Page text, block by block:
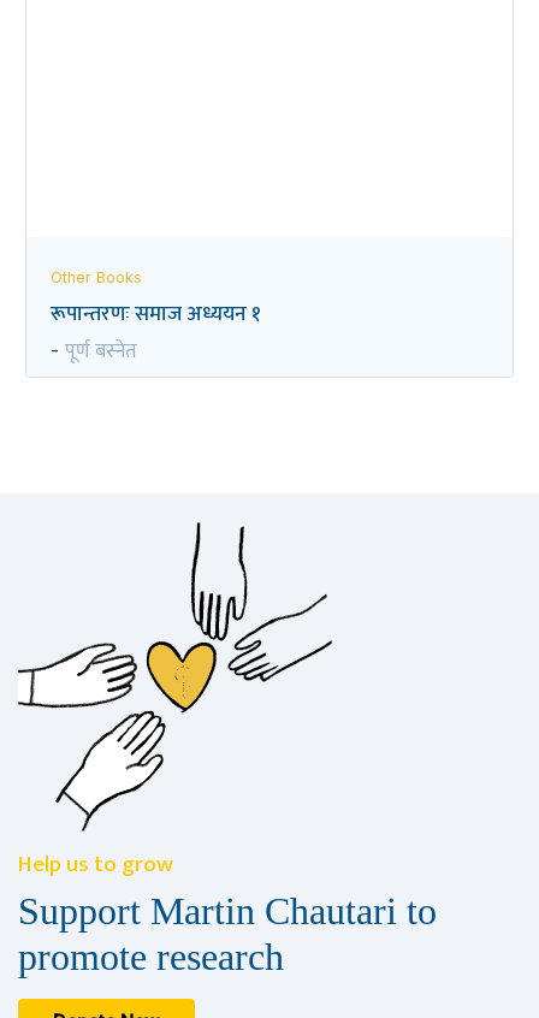
Other Books
रूपान्तरणः समाज अध्ययन १
- पूर्ण बस्नेत
Help us to grow
Support Martin Chautari to
promote research